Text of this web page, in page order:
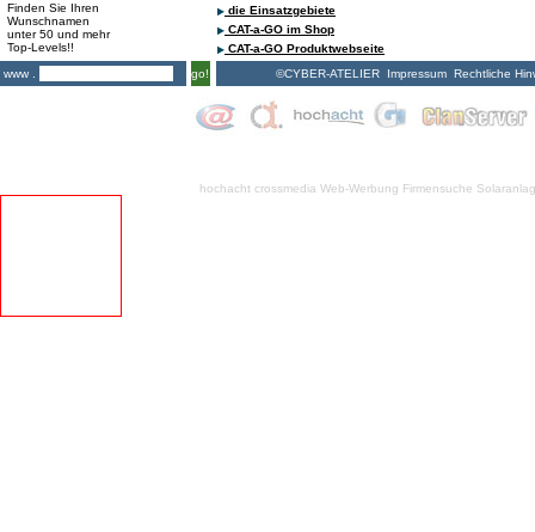
Finden Sie Ihren
Wunschnamen
unter 50 und mehr
Top-Levels!!
www .
go!
die Einsatzgebiete
CAT-a-GO im Shop
CAT-a-GO Produktwebseite
©CYBER-ATELIER
Impressum Rechtliche
hochacht crossmedia Web-Werbung Firmensuche